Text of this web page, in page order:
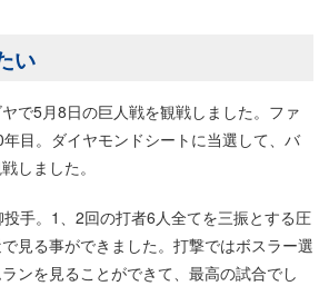
い
で5月8日の巨人戦を観戦しました。ファ
目。ダイヤモンドシートに当選して、バ
しました。
手。1、2回の打者6人全てを三振とする圧
見る事ができました。打撃ではボスラー選
ンを見ることができて、最高の試合でし